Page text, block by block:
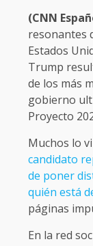
(CNN
resonantes
Estados
Trump
de los más
gobierno
Proyecto
Muchos lo
candidato
de poner
quién está
páginas
En la red